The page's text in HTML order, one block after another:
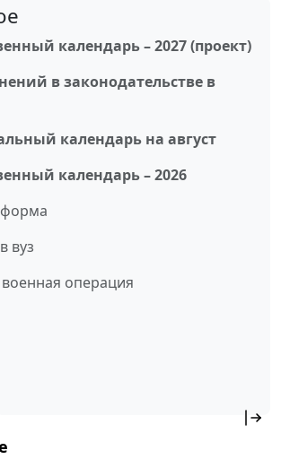
календарь – 2027 (проект)
в законодательстве в
календарь на август
календарь – 2026
вуз
операция